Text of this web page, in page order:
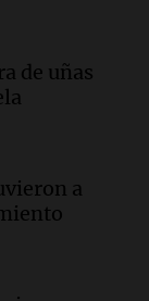
en
de uñas
a